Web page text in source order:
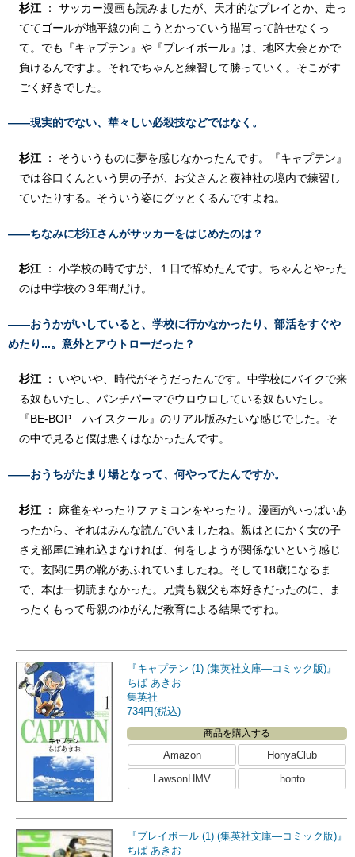
『キャプテン (1) (集英社文庫―コミック版)』
ちば あきお
集英社
734円(税込)
商品を購入する
Amazon
HonyaClub
LawsonHMV
honto
『プレイボール (1) (集英社文庫―コミック版)』
ちば あきお
杉江 ： サッカー漫画も読みましたが、天才的なプレイとか、走っ
ててゴールが地平線の向こうとかっていう描写って許せなくっ
て。でも『キャプテン』や『プレイボール』は、地区大会とかで
負けるんですよ。それでちゃんと練習して勝っていく。そこがす
ごく好きでした。
――現実的でない、華々しい必殺技などではなく。
杉江 ： そういうものに夢を感じなかったんです。『キャプテン』
では谷口くんという男の子が、お父さんと夜神社の境内で練習し
ていたりする。そういう姿にグッとくるんですよね。
――ちなみに杉江さんがサッカーをはじめたのは？
杉江： 小学校の時ですが、１日で辞めたんです。ちゃんとやった
のは中学校の３年間だけ。
――おうかがいしていると、学校に行かなかったり、部活をすぐや
めたり...。意外とアウトローだった？
杉江： いやいや、時代がそうだったんです。中学校にバイクで来
る奴もいたし、パンチパーマでウロウロしている奴もいたし。
『BE-BOP ハイスクール』のリアル版みたいな感じでした。そ
の中で見ると僕は悪くはなかったんです。
――おうちがたまり場となって、何やってたんですか。
杉江 ： 麻雀をやったりファミコンをやったり。漫画がいっぱいあ
ったから、それはみんな読んでいましたね。親はとにかく女の子
さえ部屋に連れ込まなければ、何をしようが関係ないという感じ
で。玄関に男の靴があふれていましたね。そして18歳になるま
で、本は一切読まなかった。兄貴も親父も本好きだったのに、ま
ったくもって母親のゆがんだ教育による結果ですね。